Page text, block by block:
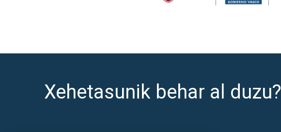
Xehetasunik behar al duzu?